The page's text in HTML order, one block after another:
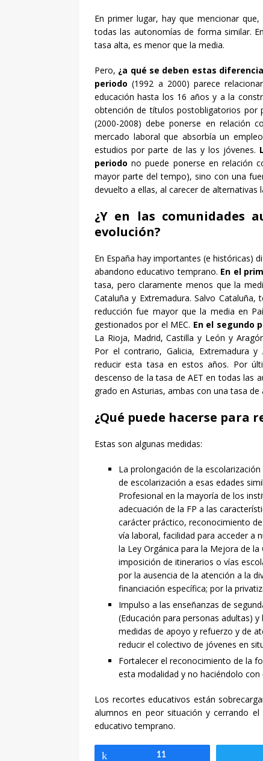
En primer lugar, hay que mencionar
todas las autonomías de forma similar.
tasa alta, es menor que la media.
Pero, ¿a qué se deben estas
periodo (1992 a 2000) parece
educación hasta los 16 años y a la
obtención de títulos postobligatorios por
(2000-2008) debe ponerse en relación
mercado laboral que absorbía un
estudios por parte de las y los jóvenes.
periodo no puede ponerse en relación
mayor parte del tempo), sino con una
devuelto a ellas, al carecer de alternativas
¿Y en las comunidades
evolución?
En España hay importantes (e históricas)
abandono educativo temprano. En el
tasa, pero claramente menos que la
Cataluña y Extremadura. Salvo
reducción fue mayor que la media en
gestionados por el MEC. En el segundo
La Rioja, Madrid, Castilla y León y
Por el contrario, Galicia, Extremadura
reducir esta tasa en estos años. Por
descenso de la tasa de AET en todas las
grado en Asturias, ambas con una tasa
¿Qué puede hacerse para
Estas son algunas medidas:
La prolongación de la
de escolarización a esas edades
Profesional en la mayoría de los
adecuación de la FP a las
carácter práctico, reconocimiento
vía laboral, facilidad para acceder a
la Ley Orgánica para la Mejora de
imposición de itinerarios o vías
por la ausencia de la atención a la
financiación específica; por la
Impulso a las enseñanzas de
(Educación para personas adultas)
medidas de apoyo y refuerzo y de
reducir el colectivo de jóvenes en
Fortalecer el reconocimiento de la
esta modalidad y no haciéndolo
Los recortes educativos están
alumnos en peor situación y cerrando
educativo temprano.
11